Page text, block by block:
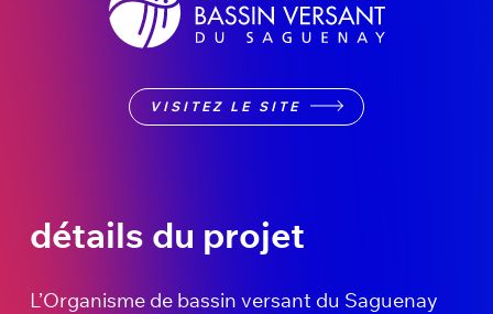
VISITEZ LE SITE
détails du projet
L’Organisme de bassin versant du Saguenay